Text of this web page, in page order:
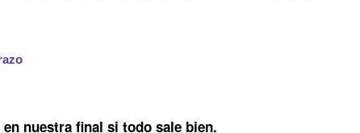
nuestra final si todo sale bien.